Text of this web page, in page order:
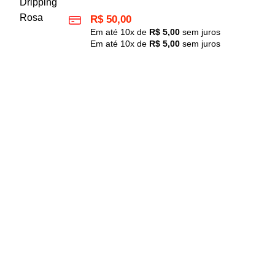
R$50,00
Em até 10x de R$ 5,00 sem juros
Em até 10x de R$ 5,00 sem juros